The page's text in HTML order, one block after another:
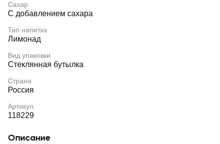
Сахар
С добавлением сахара
Тип напитка
Лимонад
Вид упаковки
Стеклянная бутылка
Страна
Россия
Артикул
118229
Описание